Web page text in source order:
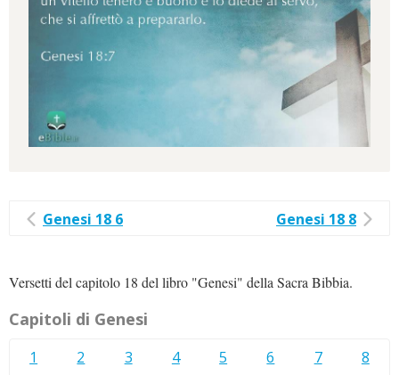
Genesi 18 6 Genesi 18 8
Versetti del capitolo 18 del libro "Genesi" della Sacra Bibbia.
Capitoli di Genesi
1 2 3 4 5 6 7
8